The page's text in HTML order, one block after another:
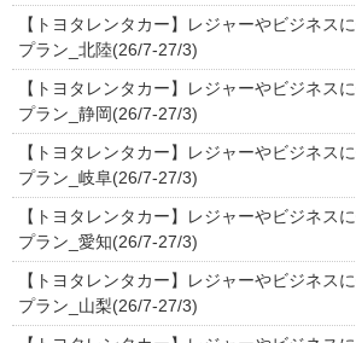
【トヨタレンタカー】レジャーやビジネス
プラン_北陸(26/7-27/3)
【トヨタレンタカー】レジャーやビジネス
プラン_静岡(26/7-27/3)
【トヨタレンタカー】レジャーやビジネス
プラン_岐阜(26/7-27/3)
【トヨタレンタカー】レジャーやビジネス
プラン_愛知(26/7-27/3)
【トヨタレンタカー】レジャーやビジネス
プラン_山梨(26/7-27/3)